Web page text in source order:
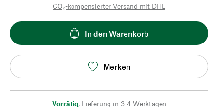
CO₂-kompensierter Versand mit DHL
In den Warenkorb
Merken
Vorrätig, Lieferung in 3-4 Werktagen